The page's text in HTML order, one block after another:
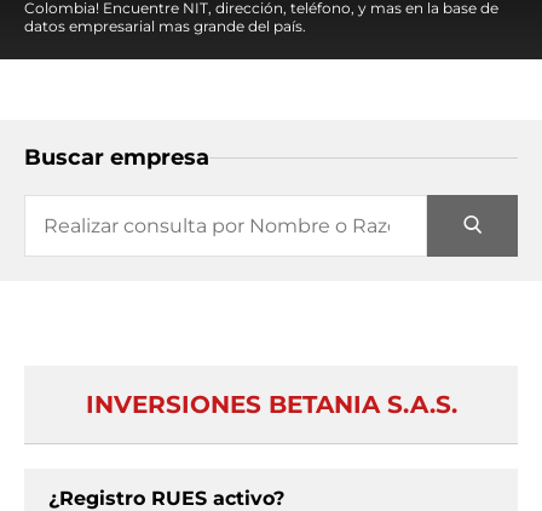
Colombia! Encuentre NIT, dirección, teléfono, y mas en la base de
datos empresarial mas grande del país.
Buscar empresa
INVERSIONES BETANIA S.A.S.
¿Registro RUES activo?